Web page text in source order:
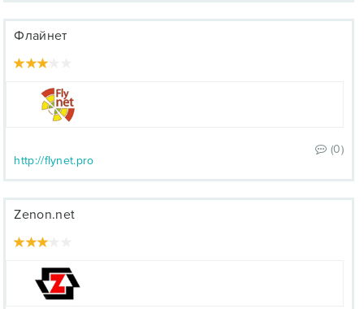
Флайнет
(0)
http://flynet.pro
Zenon.net